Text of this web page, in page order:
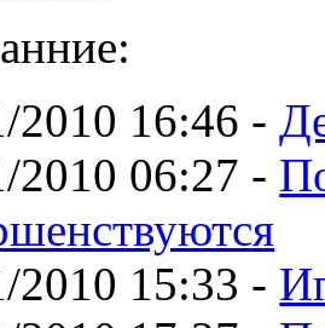
2010 16:46 -
2010 06:27 -
2010 15:33 -